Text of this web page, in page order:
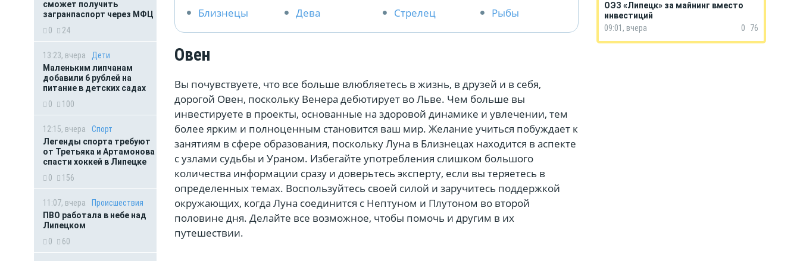
сможет получить
загранпаспорт через МФЦ
0
24
13:23, вчера
Дети
Маленьким липчанам
добавили 6 рублей на
питание в детских садах
0
100
12:15, вчера
Спорт
Легенды спорта требуют
от Третьяка и Артамонова
спасти хоккей в Липецке
0
156
11:07, вчера
Происшествия
ПВО работала в небе над
Липецком
0
60
Близнецы
Дева
Стрелец
Рыбы
Овен
Вы почувствуете, что все больше влюбляетесь в жизнь, в друзей и в себя,
дорогой Овен, поскольку Венера дебютирует во Льве. Чем больше вы
инвестируете в проекты, основанные на здоровой динамике и увлечении, тем
более ярким и полноценным становится ваш мир. Желание учиться побуждает к
занятиям в сфере образования, поскольку Луна в Близнецах находится в аспекте
с узлами судьбы и Ураном. Избегайте употребления слишком большого
количества информации сразу и доверьтесь эксперту, если вы теряетесь в
определенных темах. Воспользуйтесь своей силой и заручитесь поддержкой
окружающих, когда Луна соединится с Нептуном и Плутоном во второй
половине дня. Делайте все возможное, чтобы помочь и другим в их
путешествии.
ОЭЗ «Липецк» за майнинг вместо
инвестиций
09:01, вчера
0 76